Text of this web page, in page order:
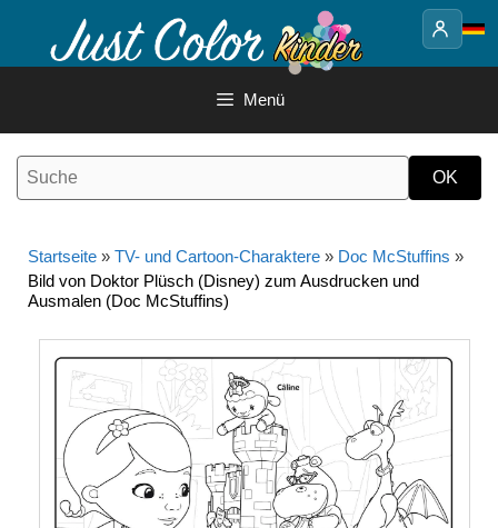
Inhalt
Menü
Startseite » TV- und Cartoon-Charaktere » Doc McStuffins »
Bild von Doktor Plüsch (Disney) zum Ausdrucken und
Ausmalen (Doc McStuffins)